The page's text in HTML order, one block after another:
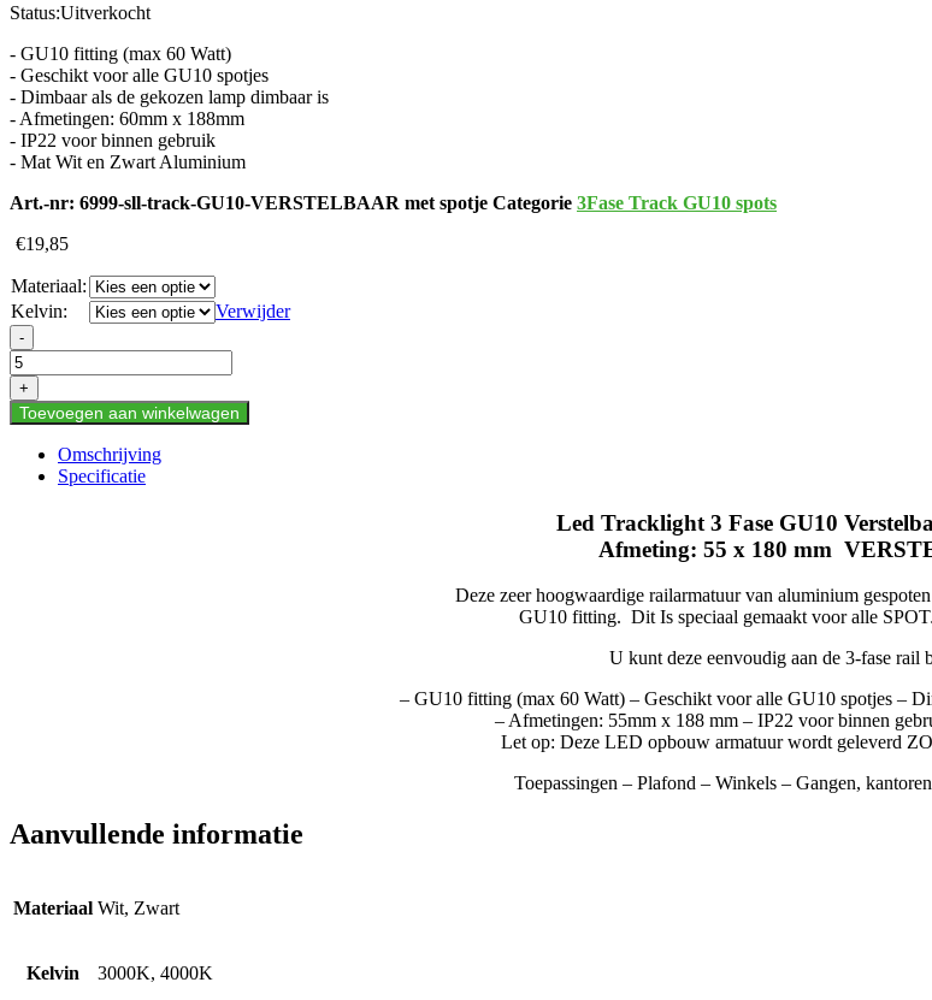
Status:Uitverkocht
- GU10 fitting (max 60 Watt)
- Geschikt voor alle GU10 spotjes
- Dimbaar als de gekozen lamp dimbaar is
- Afmetingen: 60mm x 188mm
- IP22 voor binnen gebruik
- Mat Wit en Zwart Aluminium
Art.-nr: 6999-sll-track-GU10-VERSTELBAAR met spotje Categorie 3Fase Track GU10 spots
€19,85
Materiaal:
Kelvin:
Verwijder
Led
Tracklight
3
Fase
GU10
MET
SPOTJE
-
+
Toevoegen aan winkelwagen
Omschrijving
Specificatie
Led Tracklight 3 Fase GU10
Afmeting: 55 x 180 mm
Deze zeer hoogwaardige railarmatuur van aluminium
GU10 fitting. Dit Is speciaal gemaakt voor alle
U kunt deze eenvoudig aan de 3-fase rail
– GU10 fitting (max 60 Watt) – Geschikt voor alle GU10 spotjes –
– Afmetingen: 55mm x 188 mm – IP22 voor binnen
Let op: Deze LED opbouw armatuur wordt geleverd
Toepassingen – Plafond – Winkels – Gangen,
Aanvullende informatie
Materiaal Wit, Zwart
Kelvin 3000K, 4000K